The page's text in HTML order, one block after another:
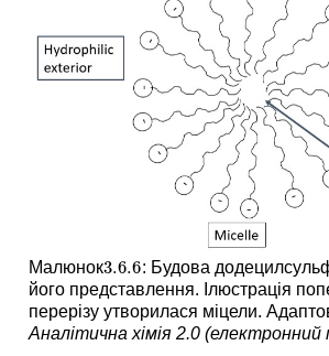
Малюнок3.6.6
3.6.6: Будова
його представлення. Ілюстрація
перерізу утворилася міцели.
Аналітична хімія 2.0 (електронний